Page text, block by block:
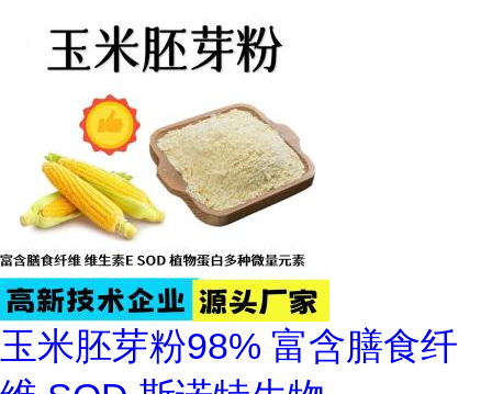
玉米胚芽粉98% 富含膳食纤